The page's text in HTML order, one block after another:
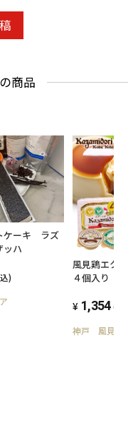
商品
ケーキ ラズ
ッハ
)
風見鶏エク
４個入り
1,354 (税
神戸 風見鶏